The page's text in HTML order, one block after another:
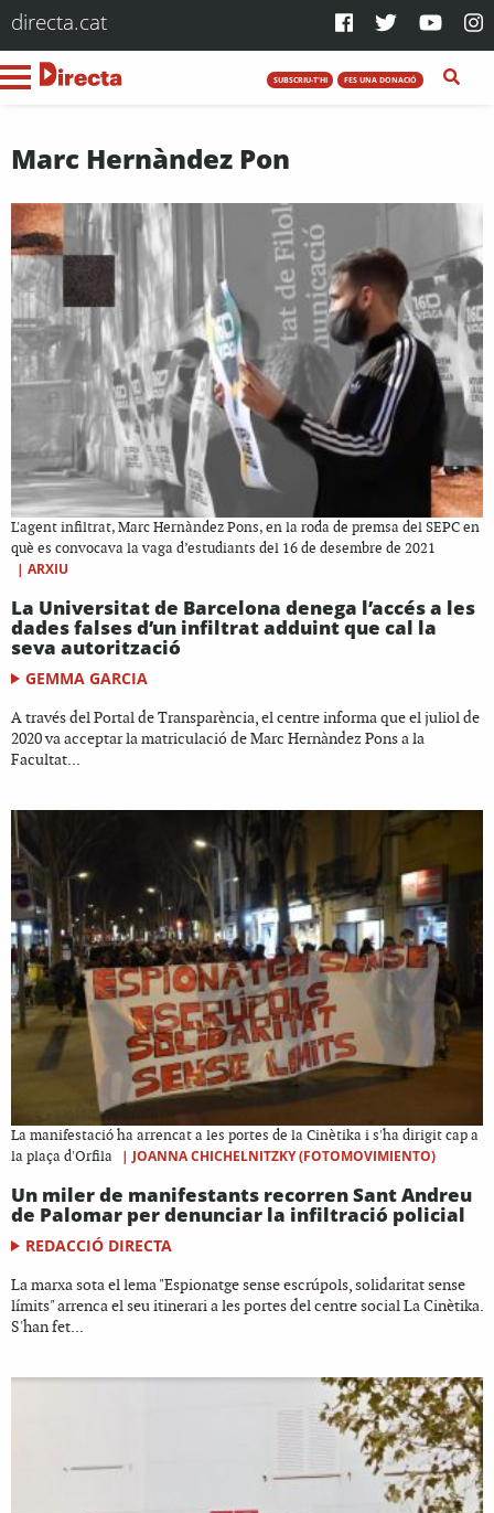
directa.cat
SUBSCRIU-T'HI FES UNA DONACIÓ
Marc Hernàndez Pon
L'agent infiltrat, Marc Hernàndez Pons, en la roda de premsa del SEPC en
què es convocava la vaga d’estudiants del 16 de desembre de 2021
| ARXIU
La Universitat de Barcelona denega l’accés a les
dades falses d’un infiltrat adduint que cal la
seva autorització
GEMMA GARCIA
A través del Portal de Transparència, el centre informa que el juliol de
2020 va acceptar la matriculació de Marc Hernàndez Pons a la
Facultat...
La manifestació ha arrencat a les portes de la Cinètika i s'ha dirigit cap a
la plaça d'Orfila
| JOANNA CHICHELNITZKY (FOTOMOVIMIENTO)
Un miler de manifestants recorren Sant Andreu
de Palomar per denunciar la infiltració policial
REDACCIÓ DIRECTA
La marxa sota el lema "Espionatge sense escrúpols, solidaritat sense
límits" arrenca el seu itinerari a les portes del centre social La Cinètika.
S'han fet...